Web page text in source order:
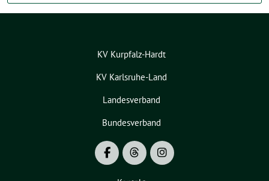
KV Kurpfalz-Hardt
KV Karlsruhe-Land
Landesverband
Bundesverband